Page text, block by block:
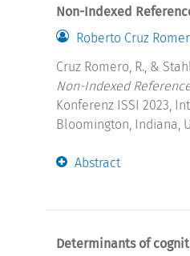
Non-Indexed
Roberto Cruz
Cruz Romero, R., &
Non-Indexed
Konferenz ISSI 2023,
Bloomington, Indiana,
Abstract
Determinants of